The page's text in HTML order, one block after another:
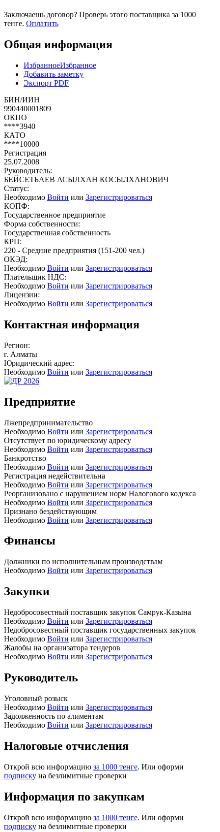
Заключаешь договор? Проверь этого поставщика за 1000
тенге. Оплатить
Общая информация
ИзбранноеИзбранное
Добавить заметку
Экспорт PDF
БИН/ИИН
990440001809
ОКПО
****3940
КАТО
****10000
Регистрация
25.07.2008
Руководитель:
БЕЙСЕТБАЕВ АСЫЛХАН КОСЫЛХАНОВИЧ
Статус:
Необходимо Войти или Зарегистрироваться
КОПФ:
Государственное предприятие
Форма собственности:
Государственная собственность
КРП:
220 - Средние предприятия (151-200 чел.)
ОКЭД:
Необходимо Войти или Зарегистрироваться
Плательщик НДС:
Необходимо Войти или Зарегистрироваться
Лицензии:
Необходимо Войти или Зарегистрироваться
Контактная информация
Регион:
г. Алматы
Юридический адрес:
Необходимо Войти или Зарегистрироваться
Предприятие
Лжепредпринимательство
Необходимо Войти или Зарегистрироваться
Отсутствует по юридическому адресу
Необходимо Войти или Зарегистрироваться
Банкротство
Необходимо Войти или Зарегистрироваться
Регистрация недействительна
Необходимо Войти или Зарегистрироваться
Реорганизовано с нарушением норм Налогового кодекса
Необходимо Войти или Зарегистрироваться
Признано бездействующим
Необходимо Войти или Зарегистрироваться
Финансы
Должники по исполнительным производствам
Необходимо Войти или Зарегистрироваться
Закупки
Недобросовестный поставщик закупок Самрук-Казына
Необходимо Войти или Зарегистрироваться
Недобросовестный поставщик государственных закупок
Необходимо Войти или Зарегистрироваться
Жалобы на организатора тендеров
Необходимо Войти или Зарегистрироваться
Руководитель
Уголовный розыск
Необходимо Войти или Зарегистрироваться
Задолженность по алиментам
Необходимо Войти или Зарегистрироваться
Налоговые отчисления
Открой всю информацию за 1000 тенге. Или оформи
подписку на безлимитные проверки
Информация по закупкам
Открой всю информацию за 1000 тенге. Или оформи
подписку на безлимитные проверки